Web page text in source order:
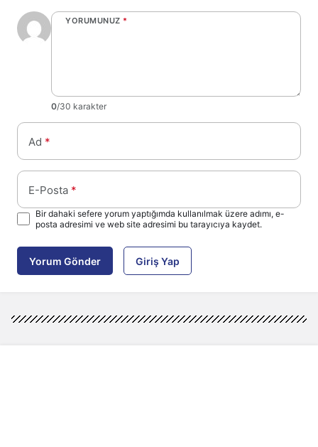
YORUMUNUZ *
0/30 karakter
Ad *
E-Posta *
Bir dahaki sefere yorum yaptığımda kullanılmak üzere adımı, e-
posta adresimi ve web site adresimi bu tarayıcıya kaydet.
Yorum Gönder Giriş Yap